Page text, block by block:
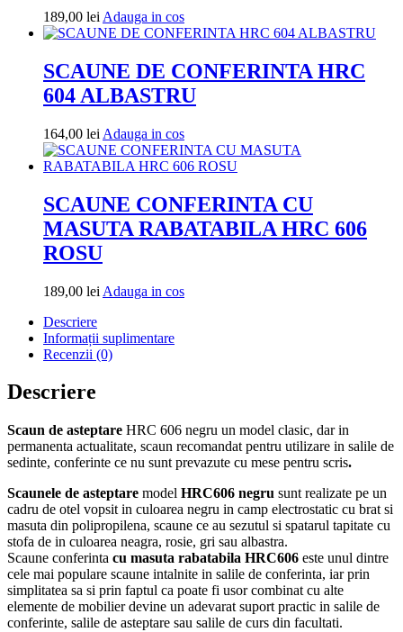
189,00 lei Adauga in cosAdauga
in
SCAUNE DE CONFERINTA HRC
604 ALBASTRU
164,00 lei Adauga in cosAdauga
in
cos
SCAUNE CONFERINTA CU
MASUTA RABATABILA HRC 606
ROSU
189,00 lei Adauga in cosAdauga
Descriere
Informații suplimentare
Recenzii (0)
Descriere
Scaun de asteptare HRC 606 negru un model clasic, dar in
permanenta actualitate, scaun recomandat pentru utilizare in salile de
sedinte, conferinte ce nu sunt prevazute cu mese pentru scris.
Scaunele de asteptare model HRC606 negru sunt realizate pe un
cadru de otel vopsit in culoarea negru in camp electrostatic cu brat si
masuta din polipropilena, scaune ce au sezutul si spatarul tapitate cu
stofa de in culoarea neagra, rosie, gri sau albastra.
Scaune conferinta cu masuta rabatabila HRC606 este unul dintre
cele mai populare scaune intalnite in salile de conferinta, iar prin
simplitatea sa si prin faptul ca poate fi usor combinat cu alte
elemente de mobilier devine un adevarat suport practic in salile de
conferinte, salile de asteptare sau salile de curs din facultati.